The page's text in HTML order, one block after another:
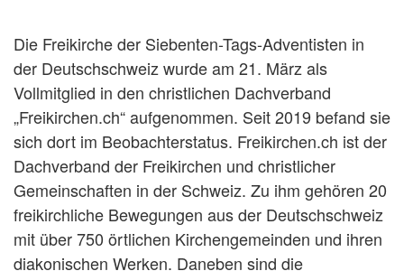
Die Freikirche der Siebenten-Tags-Adventisten in
der Deutschschweiz wurde am 21. März als
Vollmitglied in den christlichen Dachverband
„Freikirchen.ch“ aufgenommen. Seit 2019 befand sie
sich dort im Beobachterstatus. Freikirchen.ch ist der
Dachverband der Freikirchen und christlicher
Gemeinschaften in der Schweiz. Zu ihm gehören 20
freikirchliche Bewegungen aus der Deutschschweiz
mit über 750 örtlichen Kirchengemeinden und ihren
diakonischen Werken. Daneben sind die